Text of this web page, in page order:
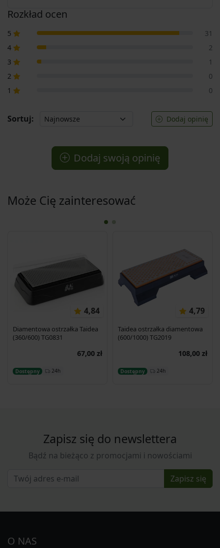
Rozkład ocen
5
31
4
2
3
1
2
0
1
0
Sortuj: Dodaj opinię
Dodaj swoją opinię
Może Cię zainteresować
4,84
Diamentowa ostrzałka Taidea
(360/600) TG0831
67,00 zł
Dostępny 24h
Dodaj do koszyka
4,79
Taidea ostrzałka diamentowa
(600/1000) TG2019
108,00 zł
Dostępny 24h
Dodaj do koszyka
Zapisz się do newslettera
Bądź na bieżąco z promocjami i nowościami
Zapisz się
O NAS